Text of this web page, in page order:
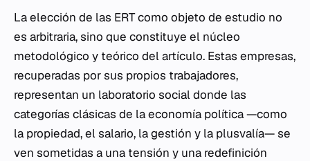
La elección de las ERT como objeto de estudio no
es arbitraria, sino que constituye el núcleo
metodológico y teórico del artículo. Estas empresas,
recuperadas por sus propios trabajadores,
representan un laboratorio social donde las
categorías clásicas de la economía política —como
la propiedad, el salario, la gestión y la plusvalía— se
ven sometidas a una tensión y una redefinición